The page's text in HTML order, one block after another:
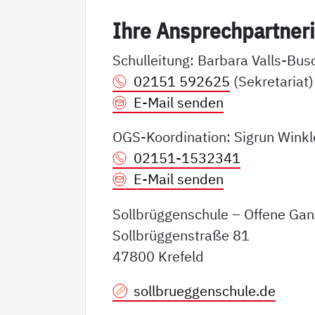
Ih­re
Schulleitung: Barbara Valls-
02151 592625 (Sekretariat)
E-Mail senden
OGS-Koordination: Sigrun
02151-1532341
E-Mail senden
Sollbrüggenschule – Offene
Sollbrüggenstraße 81
47800 Krefeld
sollbrueggenschule.de